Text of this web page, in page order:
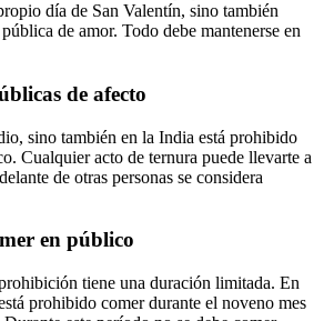
día de San Valentín, sino también
de amor. Todo debe mantenerse en
de afecto
sino también en la India está prohibido
Cualquier acto de ternura puede llevarte a
de otras personas se considera
en público
tiene una duración limitada. En
prohibido comer durante el noveno mes